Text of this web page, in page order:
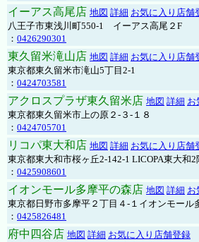
イーアス高尾店 地図 詳細 お気に入り店舗
八王子市東浅川町550-1 イーアス高尾２F
： 0426290301
東久留米滝山店 地図 詳細 お気に入り店舗
東京都東久留米市滝山5丁目2-1
： 0424703581
アクロスプラザ東久留米店 地図 詳細 お
東京都東久留米市上の原２-３-１８
： 0424705701
リコパ東大和店 地図 詳細 お気に入り店舗
東京都東大和市桜ヶ丘2-142-1 LICOPA東大和2
： 0425908601
イオンモール多摩平の森店 地図 詳細 お
東京都日野市多摩平２丁目４-１イオンモール
： 0425826481
府中四谷店 地図 詳細 お気に入り店舗登録